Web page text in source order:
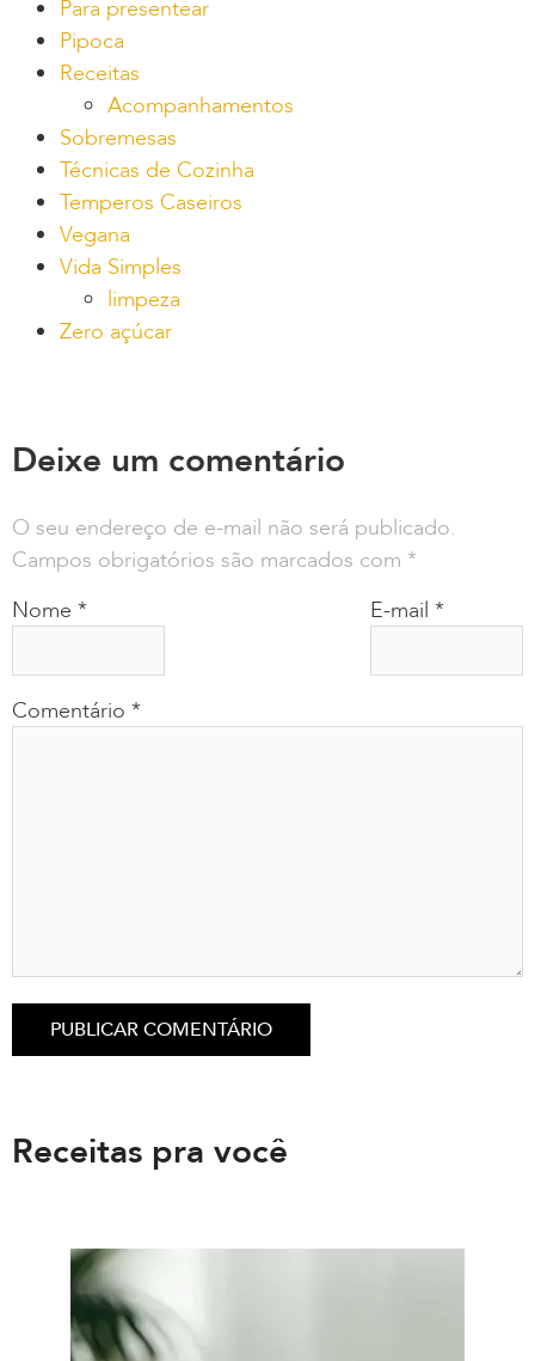
Para presentear
Pipoca
Receitas
Acompanhamentos
Sobremesas
Técnicas de Cozinha
Temperos Caseiros
Vegana
Vida Simples
limpeza
Zero açúcar
Deixe um comentário
O seu endereço de e-mail não será publicado.
Campos obrigatórios são marcados com *
Comentário *
Nome * E-mail *
Receitas pra você